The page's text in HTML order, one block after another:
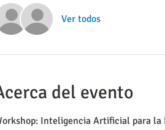
Ver todos
del evento
Inteligencia Artificial para la